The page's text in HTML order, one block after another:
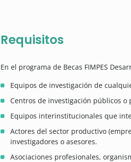
Requisitos
En el programa de Becas FIMPES
Equipos de investigación de
Centros de investigación públicos o
Equipos interinstitucionales que
Actores del sector productivo
investigadores o asesores.
Asociaciones profesionales,